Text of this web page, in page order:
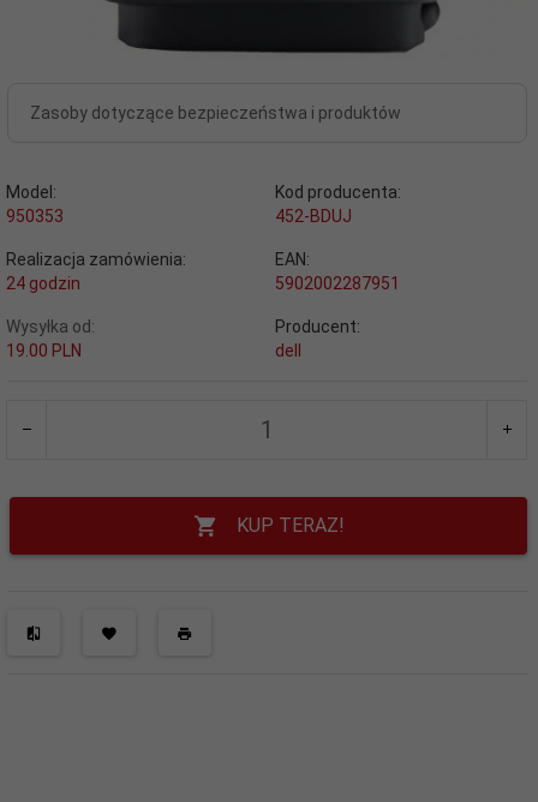
Zasoby dotyczące bezpieczeństwa i produktów
Model:
950353
Kod producenta:
452-BDUJ
Realizacja zamówienia:
24 godzin
EAN:
5902002287951
Wysyłka od:
19.00 PLN
Producent:
dell
KUP TERAZ!